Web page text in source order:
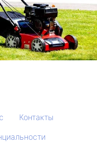
Контакты